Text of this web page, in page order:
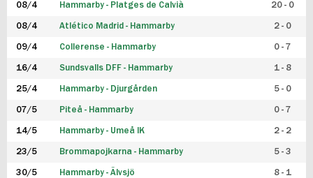
08/4 Hammarby - Platges de Calvià 20 - 0
08/4 Atlético Madrid - Hammarby 2 - 0
09/4 Collerense - Hammarby 0 - 7
16/4 Sundsvalls DFF - Hammarby 1 - 8
25/4 Hammarby - Djurgården 5 - 0
07/5 Piteå - Hammarby 0 - 7
14/5 Hammarby - Umeå IK 2 - 2
23/5 Brommapojkarna - Hammarby 5 - 3
30/5 Hammarby - Älvsjö 8 - 1